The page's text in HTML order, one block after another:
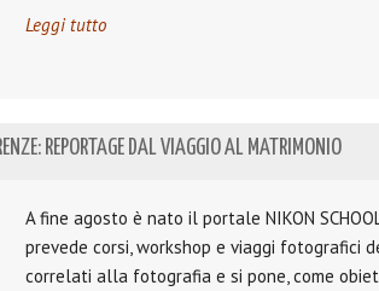
Leggi tutto
REPORTAGE DAL VIAGGIO AL MATRIMONIO
A fine agosto è nato il portale NIKON
prevede corsi, workshop e viaggi fotografici
correlati alla fotografia e si pone, come